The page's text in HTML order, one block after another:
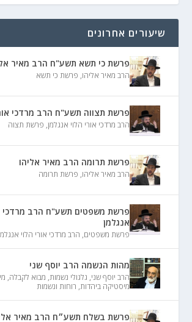
שיעורים אחרונים
פרשת כי תשא תשע"ח הרב מאיר
הרב מאיר אליהו, פרשת כי תשא
פרשת תצווה תשע"ח הרב מרדכי
הרב מרדכי אורי הלוי אנגלמן, פרשת תצוה
פרשת תרומה הרב מאיר אליהו
הרב מאיר אליהו, פרשת תרומה
פרשת משפטים תשע"ח הרב מרדכי
אנגלמן
פרשת משפטים, הרב מרדכי אורי הלוי
מהות הנשמה הרב יוסף שני
הרב יוסף שני, גלגולי נשמות, מבוא לקבלה,
מיסטיקה ביהדות, רוחות ונשמות
פרשת בשלח תשע״ח הרב מאיר